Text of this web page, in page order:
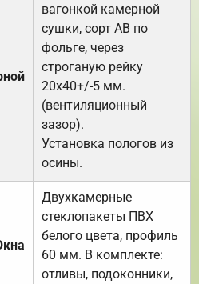
вагонкой камерной
сушки, сорт АВ по
фольге, через
строганую рейку
20х40+/-5 мм.
(вентиляционный
зазор).
Установка пологов из
осины.
Двухкамерные
стеклопакеты ПВХ
белого цвета, профиль
60 мм. В комплекте:
отливы, подоконники,